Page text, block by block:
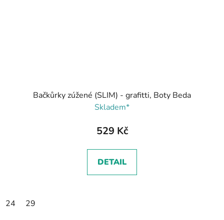
Bačkůrky zúžené (SLIM) - grafitti, Boty Beda
Skladem*
529 Kč
DETAIL
24 29